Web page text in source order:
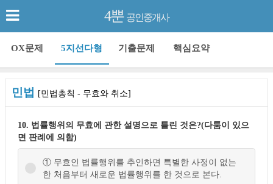
4뿐 공인중개사
OX문제 5지선다형 기출문제 핵심요약
민법 [민법총칙 - 무효와 취소]
10. 법률행위의 무효에 관한 설명으로 틀린 것은?(다툼이 있으
면 판례에 의함)
① 무효인 법률행위를 추인하면 특별한 사정이 없는
한 처음부터 새로운 법률행위를 한 것으로 본다.